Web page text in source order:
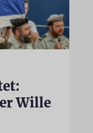
Wille